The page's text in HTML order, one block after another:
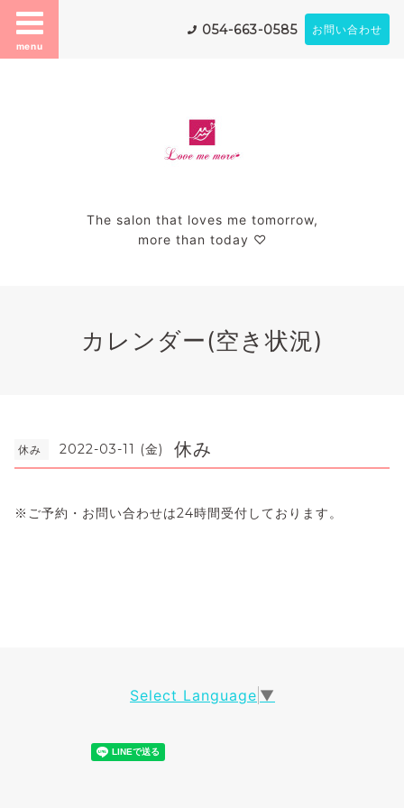
menu
054-663-0585 お問い合わせ
The salon that loves me tomorrow,
more than today ♡
カレンダー(空き状況)
休み 2022-03-11 (金) 休み
※ご予約・お問い合わせは24時間受付しております。
Select Language ▼